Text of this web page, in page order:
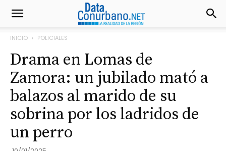
INICIO POLICIALES
Drama en Lomas de
Zamora: un jubilado mató a
balazos al marido de su
sobrina por los ladridos de
un perro